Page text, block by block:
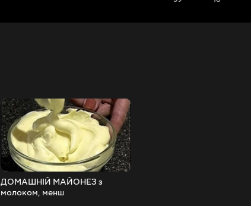
ДОМАШНІЙ МАЙОНЕЗ з
молоком, менш